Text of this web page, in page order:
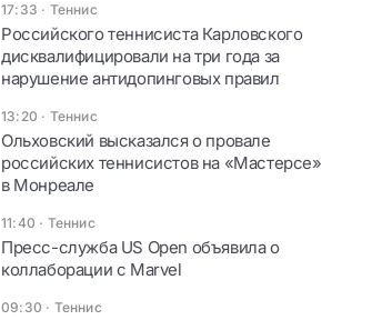
17:33 · Теннис
Российского теннисиста Карловского
дисквалифицировали на три года за
нарушение антидопинговых правил
13:20 · Теннис
Ольховский высказался о провале
российских теннисистов на «Мастерсе»
в Монреале
11:40 · Теннис
Пресс-служба US Open объявила о
коллаборации с Marvel
09:30 · Теннис